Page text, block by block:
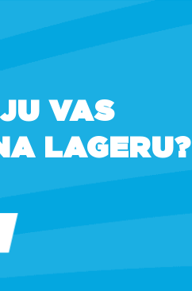
VAS
LAGERU?